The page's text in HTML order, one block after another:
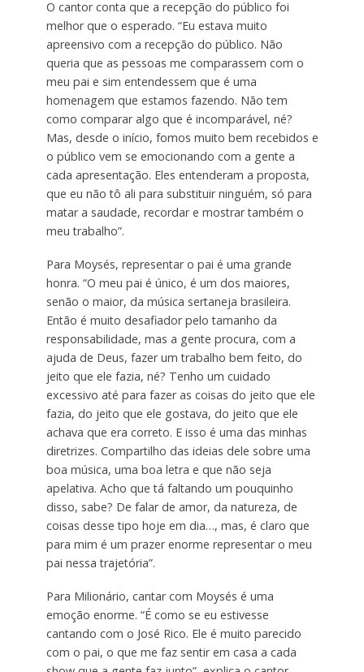
O cantor conta que a recepção do público foi
melhor que o esperado. “Eu estava muito
apreensivo com a recepção do público. Não
queria que as pessoas me comparassem com o
meu pai e sim entendessem que é uma
homenagem que estamos fazendo. Não tem
como comparar algo que é incomparável, né?
Mas, desde o início, fomos muito bem recebidos e
o público vem se emocionando com a gente a
cada apresentação. Eles entenderam a proposta,
que eu não tô ali para substituir ninguém, só para
matar a saudade, recordar e mostrar também o
meu trabalho”.
Para Moysés, representar o pai é uma grande
honra. “O meu pai é único, é um dos maiores,
senão o maior, da música sertaneja brasileira.
Então é muito desafiador pelo tamanho da
responsabilidade, mas a gente procura, com a
ajuda de Deus, fazer um trabalho bem feito, do
jeito que ele fazia, né? Tenho um cuidado
excessivo até para fazer as coisas do jeito que ele
fazia, do jeito que ele gostava, do jeito que ele
achava que era correto. E isso é uma das minhas
diretrizes. Compartilho das ideias dele sobre uma
boa música, uma boa letra e que não seja
apelativa. Acho que tá faltando um pouquinho
disso, sabe? De falar de amor, da natureza, de
coisas desse tipo hoje em dia…, mas, é claro que
para mim é um prazer enorme representar o meu
pai nessa trajetória”.
Para Milionário, cantar com Moysés é uma
emoção enorme. “É como se eu estivesse
cantando com o José Rico. Ele é muito parecido
com o pai, o que me faz sentir em casa a cada